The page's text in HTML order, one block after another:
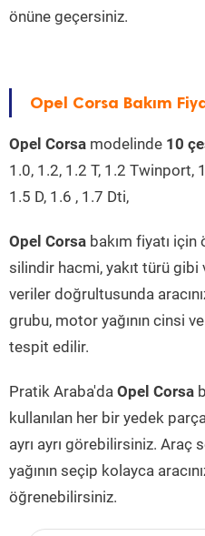
önüne geçersiniz.
Opel Corsa Bakım
Opel Corsa modelinde 10
1.0, 1.2, 1.2 T, 1.2 Twinport,
1.5 D, 1.6 , 1.7 Dti,
Opel Corsa bakım fiyatı için
silindir hacmi, yakıt türü
veriler doğrultusunda
grubu, motor yağının cinsi
tespit edilir.
Pratik Araba'da Opel Corsa
kullanılan her bir yedek
ayrı ayrı görebilirsiniz.
yağının seçip kolayca
öğrenebilirsiniz.